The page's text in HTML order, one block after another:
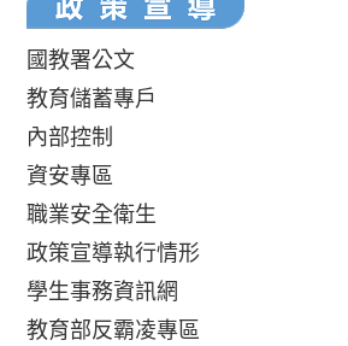
國教署公文
教育儲蓄專戶
內部控制
資安專區
職業安全衛生
政策宣導執行情形
學生事務資訊網
教育部反霸凌專區